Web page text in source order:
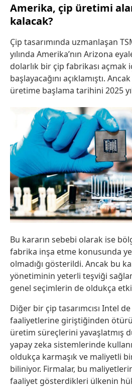
Amerika, çip üretimi
kalacak?
Çip tasarımında uzmanlaşan
yılında Amerika’nın Arizona
dolarlık bir çip fabrikası açmak
başlayacağını açıklamıştı.
üretime başlama tarihini 2025
Bu kararın sebebi olarak ise
fabrika inşa etme konusunda
olmadığı gösterildi. Ancak bu
yönetiminin yeterli teşviği
genel seçimlerin de oldukça
Diğer bir çip tasarımcısı Intel
faaliyetlerine giriştiğinden
üretim süreçlerini yavaşlatmış
yapay zeka sistemlerinde
oldukça karmaşık ve maliyetli
biliniyor. Firmalar, bu
faaliyet gösterdikleri ülkenin